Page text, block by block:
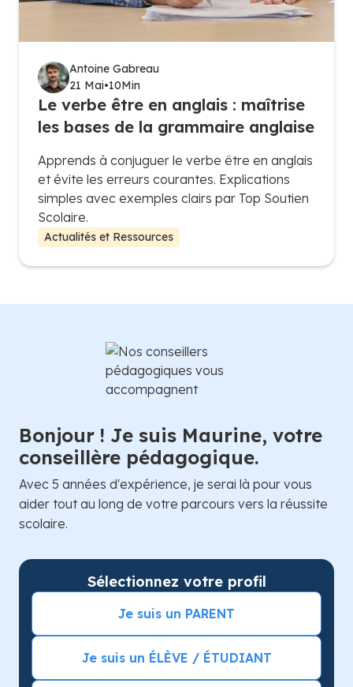
Antoine Gabreau
21 Mai•10Min
Le verbe être en anglais : maîtrise
les bases de la grammaire anglaise
Apprends à conjuguer le verbe être en anglais
et évite les erreurs courantes. Explications
simples avec exemples clairs par Top Soutien
Scolaire.
Actualités et Ressources
Bonjour ! Je suis Maurine, votre
conseillère pédagogique.
Avec 5 années d'expérience, je serai là pour vous
aider tout au long de votre parcours vers la réussite
scolaire.
Sélectionnez votre profil
Je suis un PARENT
Je suis un ÉLÈVE / ÉTUDIANT